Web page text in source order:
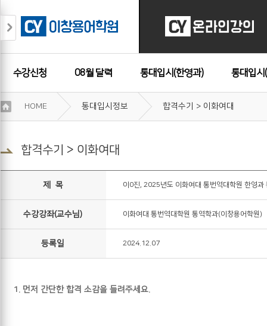
수강신청 08월 달력 통대입시(한영과) 통대입시
수강후기
용
약
개
기
HOME 통대입시정보 합격수기 > 이화여대
합격수기 > 이화여대
제 목 이0진, 2025년도 이화여대 통번역대학원 한영과
수강강좌(교수님) 이화여대 통번역대학원 통역학과(이창용어학원)
등록일 2024.12.07
1. 먼저 간단한 합격 소감을 들려주세요.